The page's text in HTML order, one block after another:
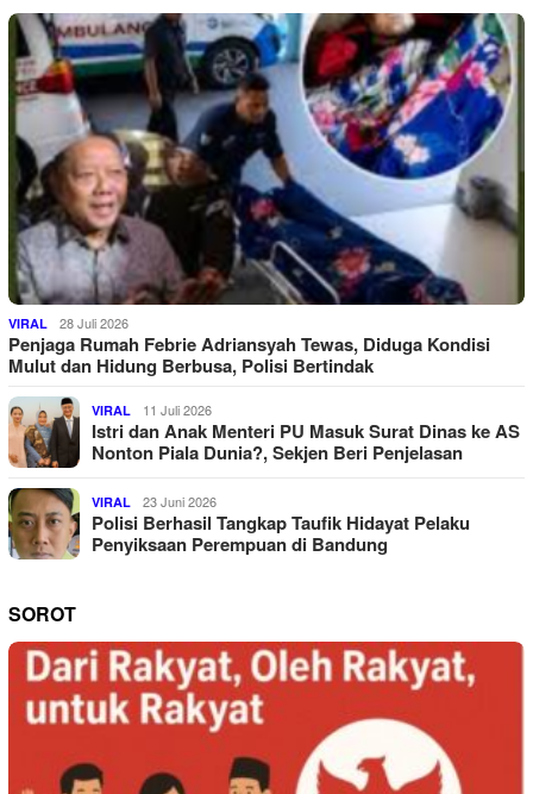
VIRAL 28 Juli 2026
Penjaga Rumah Febrie Adriansyah Tewas, Diduga Kondisi
Mulut dan Hidung Berbusa, Polisi Bertindak
VIRAL 11 Juli 2026
Istri dan Anak Menteri PU Masuk Surat Dinas ke AS
Nonton Piala Dunia?, Sekjen Beri Penjelasan
VIRAL 23 Juni 2026
Polisi Berhasil Tangkap Taufik Hidayat Pelaku
Penyiksaan Perempuan di Bandung
SOROT